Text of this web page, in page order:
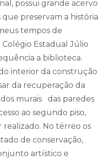
possui grande acervo
preservam a história
tempos de
Estadual Júlio
a biblioteca.
interior da construção
da recuperação da
murais das paredes
ao segundo piso,
No térreo os
de conservação,
artístico e